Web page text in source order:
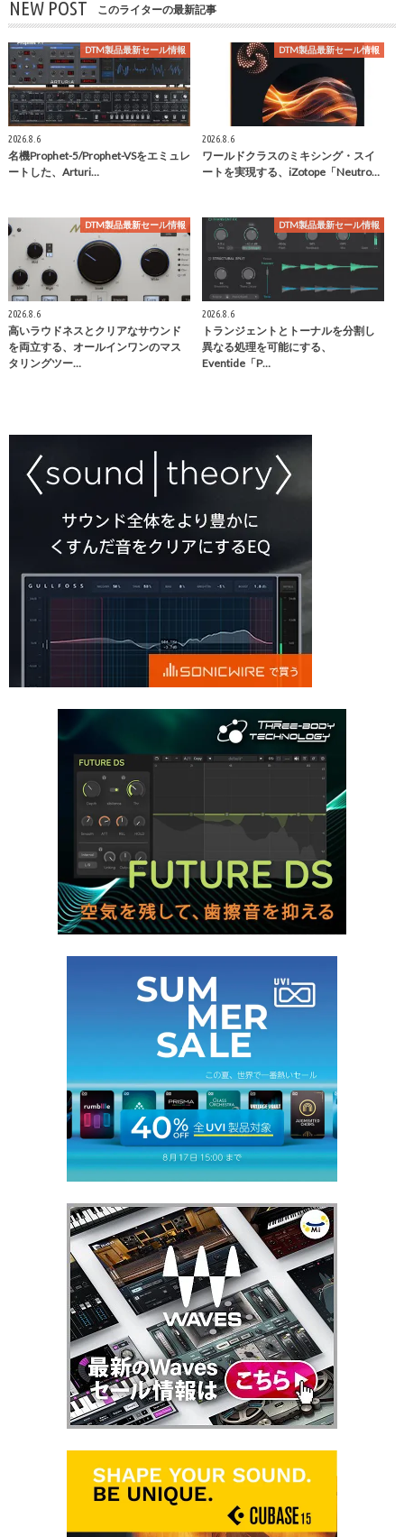
NEW POST このライターの最新記事
DTM製品最新セール情報
2026.8.6
名機Prophet-5/Prophet-VSをエミュレ
ートした、Arturi…
DTM製品最新セール情報
2026.8.6
ワールドクラスのミキシング・スイ
ートを実現する、iZotope「Neutro…
DTM製品最新セール情報
2026.8.6
高いラウドネスとクリアなサウンド
を両立する、オールインワンのマス
タリングツー…
DTM製品最新セール情報
2026.8.6
トランジェントとトーナルを分割し
異なる処理を可能にする、
Eventide「P…